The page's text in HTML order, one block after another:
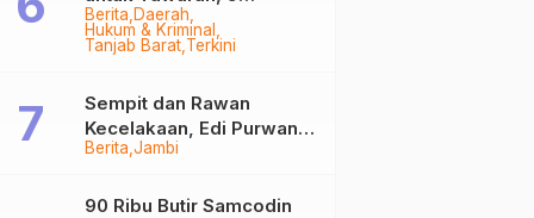
Berita Daerah
Hukum & Kriminal
Tanjab Barat Terkini
Anggota Geng Motor di
Tanjab Barat Diringkus
Berita Jambi
Sempit dan Rawan
Kecelakaan, Edi Purwanto
Targetkan Jalan Lintas
2028
90 Ribu Butir Samcodin